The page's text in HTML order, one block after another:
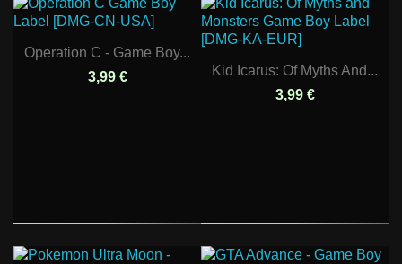
Operation C - Game Boy...
3,99 €
Kid Icarus: Of Myths And...
3,99 €